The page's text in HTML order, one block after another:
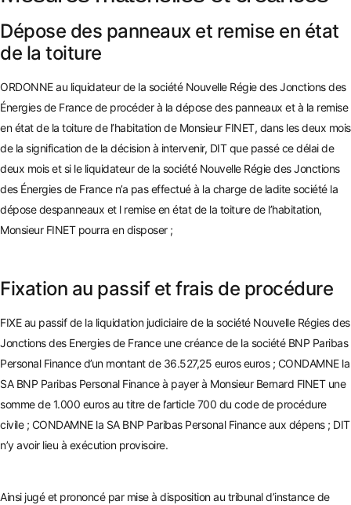
Dépose des panneaux et remise en état
de la toiture
ORDONNE au liquidateur de la société Nouvelle Régie des Jonctions des
Énergies de France de procéder à la dépose des panneaux et à la remise
en état de la toiture de l’habitation de Monsieur FINET, dans les deux mois
de la signification de la décision à intervenir, DIT que passé ce délai de
deux mois et si le liquidateur de la société Nouvelle Régie des Jonctions
des Énergies de France n’a pas effectué à la charge de ladite société la
dépose despanneaux et l remise en état de la toiture de l’habitation,
Monsieur FINET pourra en disposer ;
Fixation au passif et frais de procédure
FIXE au passif de la liquidation judiciaire de la société Nouvelle Régies des
Jonctions des Energies de France une créance de la société BNP Paribas
Personal Finance d’un montant de 36.527,25 euros euros ; CONDAMNE la
SA BNP Paribas Personal Finance à payerà Monsieur Bernard FlNET une
somme de 1.000 euros au titre de l’article 700 du code de procédure
civile ; CONDAMNE la SA BNP Paribas Personal Finance aux dépens ; DIT
n’y avoir lieu à exécution provisoire.
Ainsi jugé et prononcé par mise à disposition au tribunal d’instance de